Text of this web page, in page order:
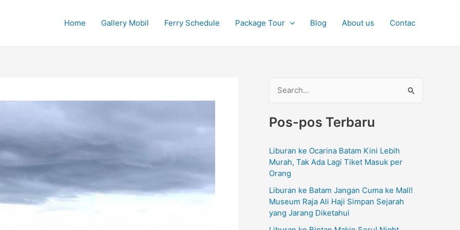
Home Gallery Mobil Ferry Schedule Package Tour Blog About us Contac
u
n
u
k
Pos-pos Terbaru
Liburan ke Ocarina Batam Kini Lebih
Murah, Tak Ada Lagi Tiket Masuk per
Orang
Liburan ke Batam Jangan Cuma ke Mall!
Museum Raja Ali Haji Simpan Sejarah
yang Jarang Diketahui